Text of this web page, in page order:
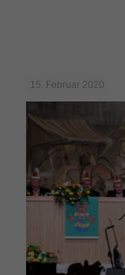
15. Februar 2020